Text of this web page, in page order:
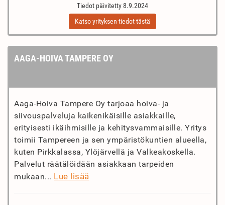
Tiedot päivitetty 8.9.2024
Katso yrityksen tiedot tästä
AAGA-HOIVA TAMPERE OY
Aaga-Hoiva Tampere Oy tarjoaa hoiva- ja
siivouspalveluja kaikenikäisille asiakkaille,
erityisesti ikäihmisille ja kehitysvammaisille. Yritys
toimii Tampereen ja sen ympäristökuntien alueella,
kuten Pirkkalassa, Ylöjärvellä ja Valkeakoskella.
Palvelut räätälöidään asiakkaan tarpeiden
mukaan... Lue lisää